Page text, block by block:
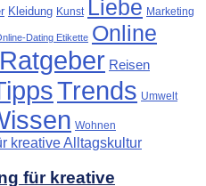
Kleidung Kunst Liebe Marketing
Dating Etikette Online
Ratgeber Reisen
Trends Umwelt
Wohnen
für kreative